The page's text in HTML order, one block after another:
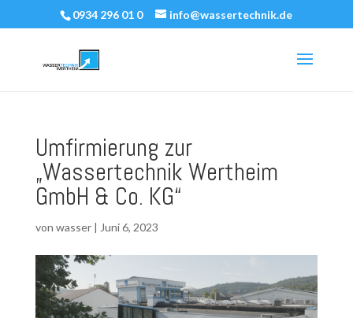
0934 296 01 0 info@wassertechnik.de
Umfirmierung zur
„Wassertechnik Wertheim
GmbH & Co. KG“
von wasser| Juni 6, 2023